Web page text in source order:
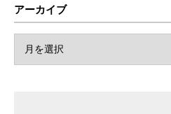
アーカイブ